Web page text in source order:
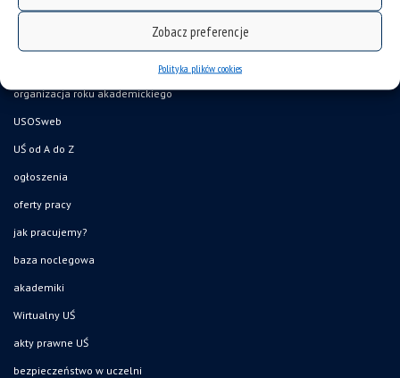
Zobacz preferencje
Polityka plików cookies
organizacja roku akademickiego
USOSweb
UŚ od A do Z
ogłoszenia
oferty pracy
jak pracujemy?
baza noclegowa
akademiki
Wirtualny UŚ
akty prawne UŚ
bezpieczeństwo w uczelni